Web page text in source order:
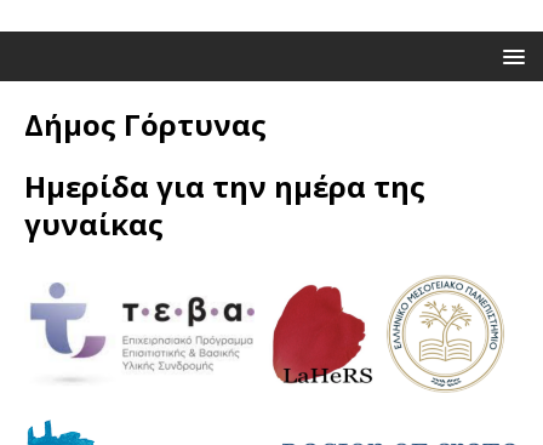
Δήμος Γόρτυνας
Ημερίδα για την ημέρα της
γυναίκας